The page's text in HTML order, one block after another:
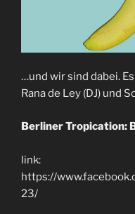
…und wir sind dabei.
Rana de Ley (DJ) und
Berliner Tropication:
link:
https://
23/